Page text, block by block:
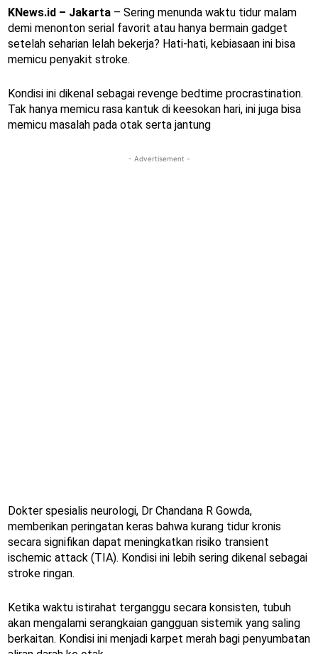
KNews.id – Jakarta – Sering menunda waktu tidur malam
demi menonton serial favorit atau hanya bermain gadget
setelah seharian lelah bekerja? Hati-hati, kebiasaan ini bisa
memicu penyakit stroke.
Kondisi ini dikenal sebagai revenge bedtime procrastination.
Tak hanya memicu rasa kantuk di keesokan hari, ini juga bisa
memicu masalah pada otak serta jantung
- Advertisement -
Dokter spesialis neurologi, Dr Chandana R Gowda,
memberikan peringatan keras bahwa kurang tidur kronis
secara signifikan dapat meningkatkan risiko transient
ischemic attack (TIA). Kondisi ini lebih sering dikenal sebagai
stroke ringan.
Ketika waktu istirahat terganggu secara konsisten, tubuh
akan mengalami serangkaian gangguan sistemik yang saling
berkaitan. Kondisi ini menjadi karpet merah bagi penyumbatan